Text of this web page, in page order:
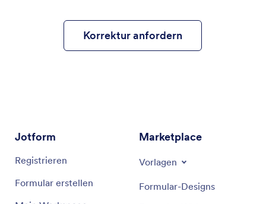
Korrektur anfordern
Jotform
Registrieren
Formular erstellen
Marketplace
Vorlagen
Formular-Designs